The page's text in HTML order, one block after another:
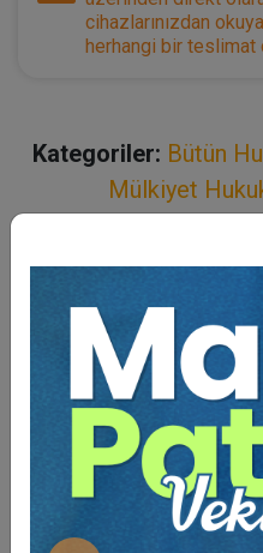
cihazlarınızdan
herhangi bir teslimat
Kategoriler: Bütün
Mülkiyet
Bu Kitap İçin Kaç Ağaç
Kesiliyor ?
Son yıllarda ticari hayatta
ticaretin globalleşmesi ile
hayatta gerekse de ticari
artmıştır. Markanın bu